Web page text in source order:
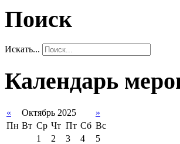
Поиск
Искать...
Календарь
« Октябрь 2025
»
Пн Вт Ср Чт Пт Сб Вс
1
2 3 4
5